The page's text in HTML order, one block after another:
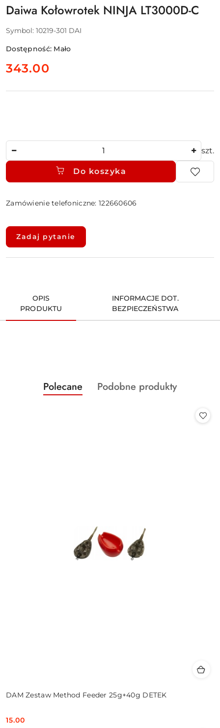
Daiwa Kołowrotek NINJA LT3000D-C
Symbol: 10219-301 DAI
Dostępność: Mało
cena:
343.00
szt.
Do koszyka
Zamówienie telefoniczne: 122660606
Dostępność
dostawa
Zadaj pytanie
OPIS
PRODUKTU
INFORMACJE DOT.
BEZPIECZEŃSTWA
Pomiń karuzelę produktów
Produkty
o
Polecane
Produkty
Podobne produkty
DAM Zestaw Method Feeder 25g+40g DETEK
Cena:
15.00